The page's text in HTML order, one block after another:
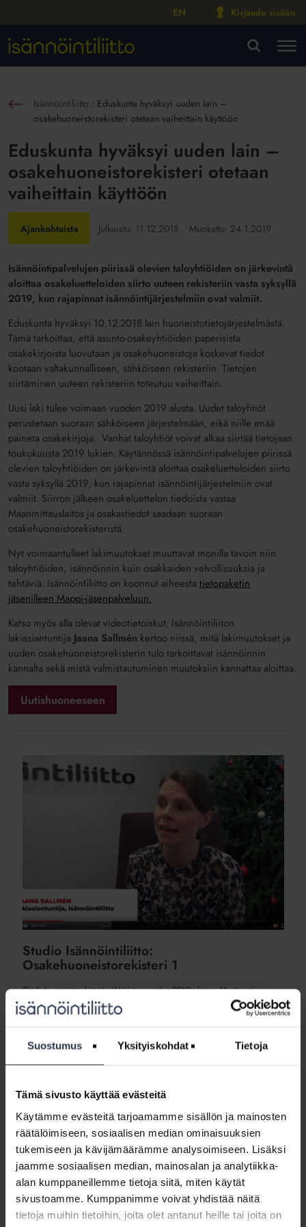
Suostumus Yksityiskohdat Tietoja
Tämä sivusto käyttää evästeitä
Käytämme evästeitä tarjoamamme sisällön ja mainosten
räätälöimiseen, sosiaalisen median ominaisuuksien
tukemiseen ja kävijämäärämme analysoimiseen. Lisäksi
jaamme sosiaalisen median, mainosalan ja analytiikka-
alan kumppaneillemme tietoja siitä, miten käytät
sivustoamme. Kumppanimme voivat yhdistää näitä
tietoja muihin tietoihin, joita olet antanut heille tai joita on
EN Kirjaudu sisään
Isännöintiliitto : Eduskunta hyväksyi uuden lain –
osakehuoneistorekisteri otetaan vaiheittain käyttöön
Eduskunta hyväksyi uuden lain –
osakehuoneistorekisteri otetaan
vaiheittain käyttöön
Ajankohtaista Julkaistu: 11.12.2018 Muokattu: 24.1.2019
Isännöintipalvelujen piirissä olevien taloyhtiöiden on järkevintä
aloittaa osakeluetteloiden siirto uuteen rekisteriin vasta syksyllä
2019, kun rajapinnat isännöintijärjestelmiin ovat valmiit.
Eduskunta hyväksyi 10.12.2018 lain huoneistotietojärjestelmästä.
Tämä tarkoittaa, että asunto-osakeyhtiöiden paperisista
osakekirjoista luovutaan ja osakehuoneistoja koskevat tiedot
kootaan valtakunnalliseen, sähköiseen rekisteriin. Tietojen
siirtäminen uuteen rekisteriin toteutuu vaiheittain.
Uusi laki tulee voimaan vuoden 2019 alusta. Uudet taloyhtiöt
perustetaan suoraan sähköiseen järjestelmään, eikä niille enää
paineta osakekirjoja. Vanhat taloyhtiöt voivat alkaa siirtää tietojaan
toukokuusta 2019 lukien. Käytännössä isännöintipalvelujen piirissä
olevien taloyhtiöiden on järkevintä aloittaa osakeluetteloiden siirto
vasta syksyllä 2019, kun rajapinnat isännöintijärjestelmiin ovat
valmiit. Siirron jälkeen osakeluettelon tiedoista vastaa
Maanmittauslaitos ja osakastiedot saadaan suoraan
osakehuoneistorekisteristä.
Nyt voimaantulleet lakimuutokset muuttavat monilla tavoin niin
taloyhtiöiden, isännöinnin kuin osakkaiden velvollisuuksia ja
tehtäviä. Isännöintiliitto on koonnut aiheestatietopaketin
jäsenilleen Mappi-jäsenpalveluun.
Katso myös alla olevat videotietoiskut. Isännöintiliiton
lakiasiantuntija Jaana Sallmén kertoo niissä, mitä lakimuutokset ja
uuden osakehuoneistorekisterin tulo tarkoittavat isännöinnin
kannalta sekä mistä valmistautuminen muutoksiin kannattaa aloittaa.
Uutishuoneeseen
Studio
Isännöintiliitto:
Studio Isännöintiliitto:
Osakehuoneistorekisteri 1
Osakehuoneistorekisteri sähköistyy vuoden 2019 alussa. Muutos ei
tapahdu kuitenkaan heti, vaan asteittain. Isännöintiliiton lakiasiantuntija
Jaana Sallmén käy läpi osakehuoneistorekisterin aikataulua.
Isännöintiliitto:
Osakehuoneistorekisteri
2